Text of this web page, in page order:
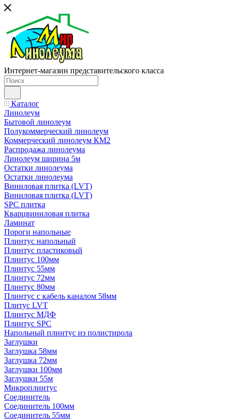
Интернет-магазин представительского класса
Каталог
Линолеум
Бытовой линолеум
Полукоммерческий линолеум
Коммерческий линолеум КМ2
Распродажа линолеума
Линолеум ширина 5м
Остатки линолеума
Остатки линолеума
Виниловая плитка (LVT)
Виниловая плитка (LVT)
SPC плитка
Кварцвиниловая плитка
Ламинат
Пороги напольные
Плинтус напольный
Плинтус пластиковый
Плинтус 100мм
Плинтус 55мм
Плинтус 72мм
Плинтус 80мм
Плинтус с кабель каналом 58мм
Плитус LVT
Плинтус МДФ
Плинтус SPC
Напольный плинтус из полистирола
Заглушки
Заглушка 58мм
Заглушка 72мм
Заглушки 100мм
Заглушки 55м
Микроплинтус
Соединитель
Соединитель 100мм
Соединитель 55мм